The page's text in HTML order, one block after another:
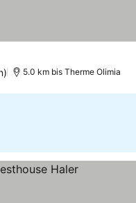
5.0 km bis Therme Olimia